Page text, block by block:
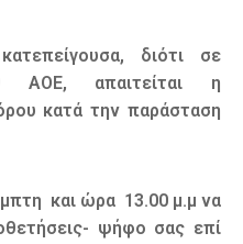
διότι σε
ΑΟΕ, απαιτείται η
κατά την παράσταση
και ώρα 13.00 μ.μ να
ψήφο σας επί